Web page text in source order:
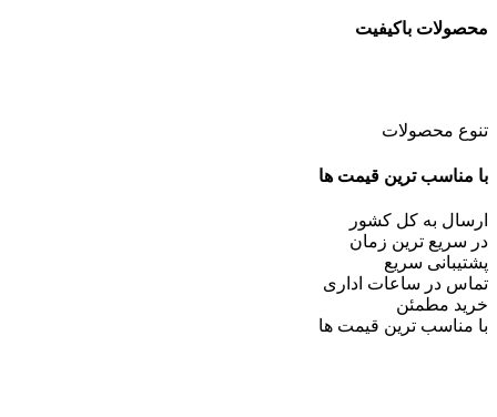
محصولات باکیفیت
تنوع محصولات
با مناسب ترین قیمت ها
ارسال به کل کشور
در سریع ترین زمان
پشتیبانی سریع
تماس در ساعات اداری
خرید مطمئن
با مناسب ترین قیمت ها